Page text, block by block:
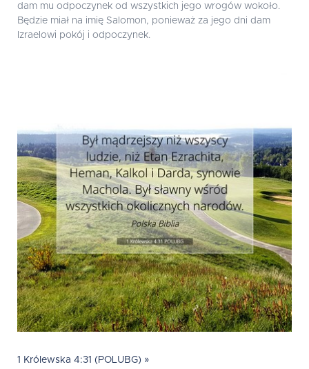
dam mu odpoczynek od wszystkich jego wrogów wokoło.
Będzie miał na imię Salomon, ponieważ za jego dni dam
Izraelowi pokój i odpoczynek.
1 Królewska 4:31 (POLUBG) »